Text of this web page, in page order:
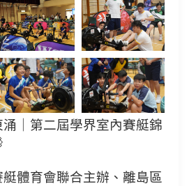
｜第二屆學界室內賽艇錦
體育會聯合主辦、離島區